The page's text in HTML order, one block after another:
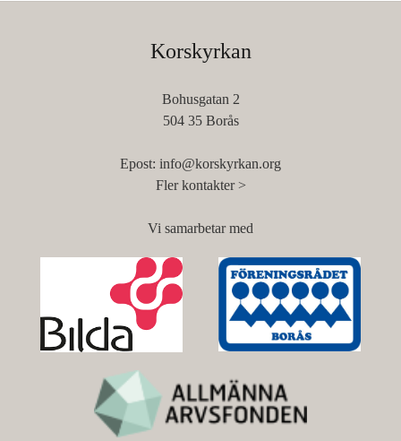
Korskyrkan
Bohusgatan 2
504 35 Borås
Epost: info@korskyrkan.org
Fler kontakter >
Vi samarbetar med